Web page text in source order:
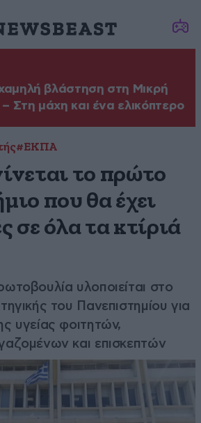
βλάστηση στη Μικρή
Στη μάχη και ένα ελικόπτερο
#ΕΚΠΑ
το πρώτο
που θα έχει
σε όλα τα κτίριά
υλοποιείται στο
του Πανεπιστημίου για
υγείας φοιτητών,
και επισκεπτών